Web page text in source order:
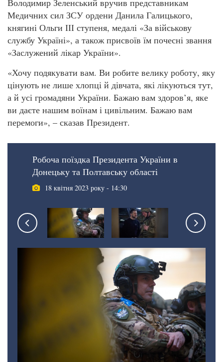
Володимир Зеленський вручив представникам
Медичних сил ЗСУ ордени Данила Галицького,
княгині Ольги ІІІ ступеня, медалі «За військову
службу Україні», а також присвоїв їм почесні звання
«Заслужений лікар України».
«Хочу подякувати вам. Ви робите велику роботу, яку
цінують не лише хлопці й дівчата, які лікуються тут,
а й усі громадяни України. Бажаю вам здоров’я, яке
ви даєте нашим воїнам і цивільним. Бажаю вам
перемоги», – сказав Президент.
Робоча поїздка Президента України в
Донецьку та Полтавську області
18 квітня 2023 року - 14:30